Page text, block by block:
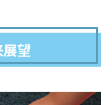
望